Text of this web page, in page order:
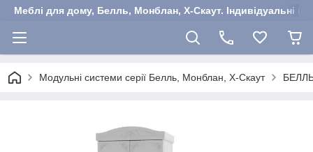
Меблі для дому, Белль, Монблан, Х-Скаут. Індивідуальні
Модульні системи серії Белль, Монблан, Х-Скаут